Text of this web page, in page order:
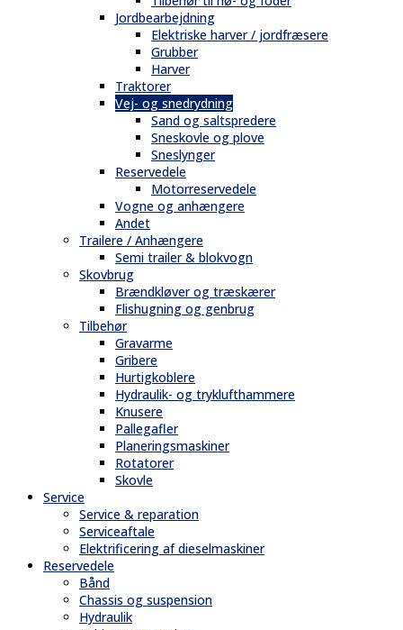
Jordbearbejdning
Elektriske harver / jordfræsere
Grubber
Harver
Traktorer
Vej- og snedrydning
Sand og saltspredere
Sneskovle og plove
Sneslynger
Reservedele
Motorreservedele
Vogne og anhængere
Andet
Trailere / Anhængere
Semi trailer & blokvogn
Skovbrug
Brændkløver og træskærer
Flishugning og genbrug
Tilbehør
Gravarme
Gribere
Hurtigkoblere
Hydraulik- og tryklufthammere
Knusere
Pallegafler
Planeringsmaskiner
Rotatorer
Skovle
Service
Service & reparation
Serviceaftale
Elektrificering af dieselmaskiner
Reservedele
Bånd
Chassis og suspension
Hydraulik